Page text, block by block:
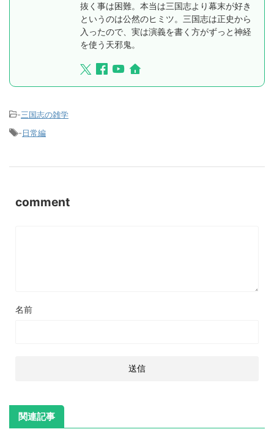
抜く事は困難。本当は三国志より幕末が好き
というのは公然のヒミツ。三国志は正史から
入ったので、実は演義を書く方がずっと神経
を使う天邪鬼。
-三国志の雑学
-日常編
comment
名前
関連記事